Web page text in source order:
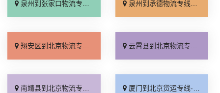
泉州到张家口物流专线_多少公里「多久时间」 泉州到承德物流专线_保证时效「价格透明」
翔安区到北京物流专线_随叫随到「不随意加价」 云霄县到北京物流专线_诚信经营「来电咨询」
南靖县到北京物流专线_门到门接送「高效运输」 厦门到北京货运专线-厦门到北京物流公司_资质齐全「急你所需」